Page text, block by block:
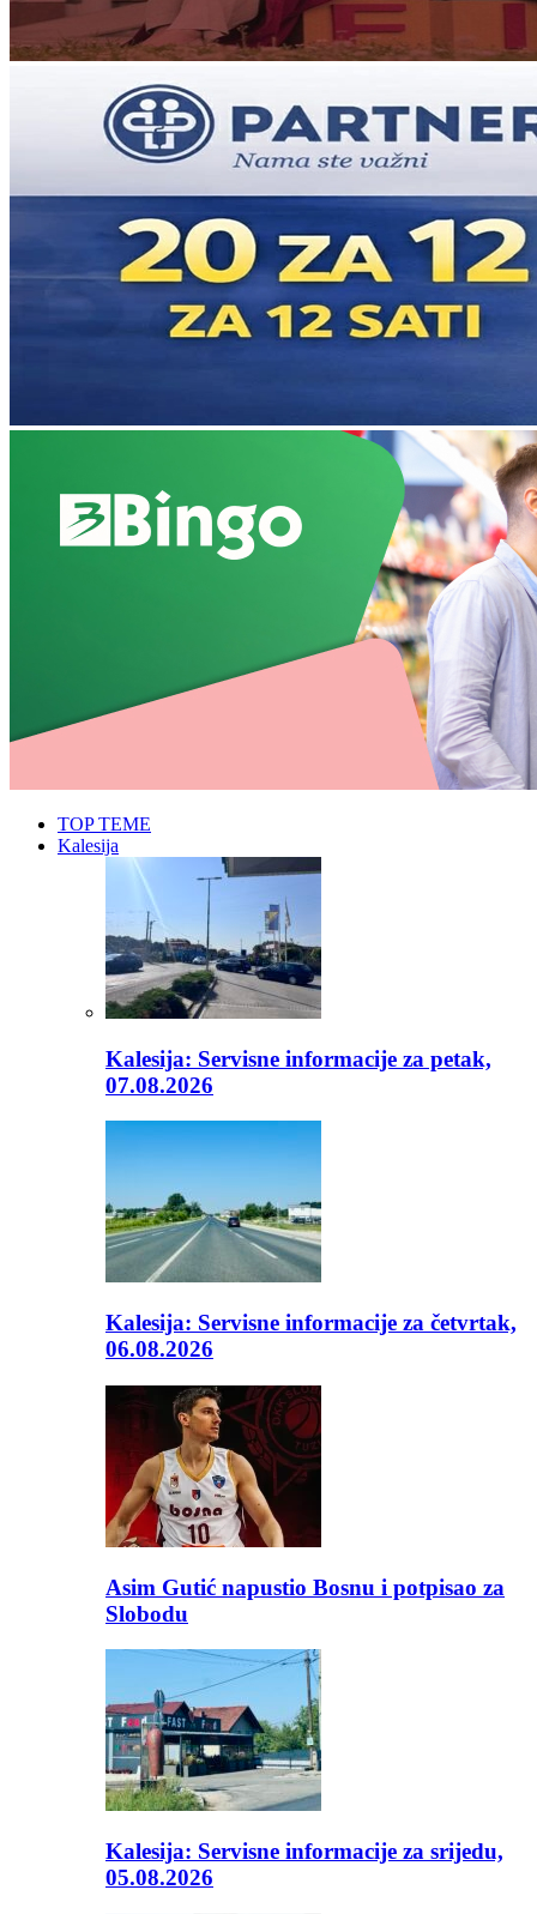
TOP TEME
Kalesija
Kalesija: Servisne informacije za petak,
07.08.2026
Kalesija: Servisne informacije za četvrtak,
06.08.2026
Asim Gutić napustio Bosnu i potpisao za
Slobodu
Kalesija: Servisne informacije za srijedu,
05.08.2026